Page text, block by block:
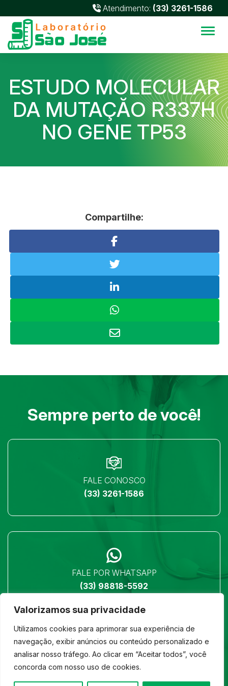
Valorizamos sua privacidade
Utilizamos cookies para aprimorar sua experiência de
navegação, exibir anúncios ou conteúdo personalizado e
analisar nosso tráfego. Ao clicar em “Aceitar todos”, você
concorda com nosso uso de cookies.
Atendimento: (33) 3261-1586
ESTUDO MOLECULAR
DA MUTAÇĂO R337H
NO GENE TP53
Compartilhe:
Sempre perto de você!
FALE CONOSCO
(33) 3261-1586
FALE POR WHATSAPP
(33) 98818-5592
LOCALIZAÇÃO